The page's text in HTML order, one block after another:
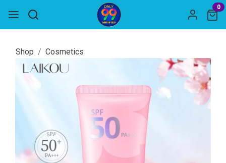
0
Shop Cosmetics